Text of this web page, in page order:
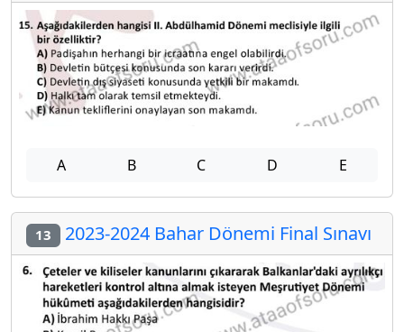
A B C D E
13 2023-2024 Bahar Dönemi Final Sınavı